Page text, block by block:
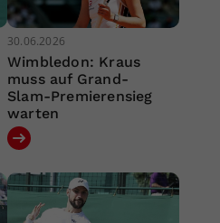
30.06.2026
Wimbledon: Kraus
muss auf Grand-
Slam-Premierensieg
warten